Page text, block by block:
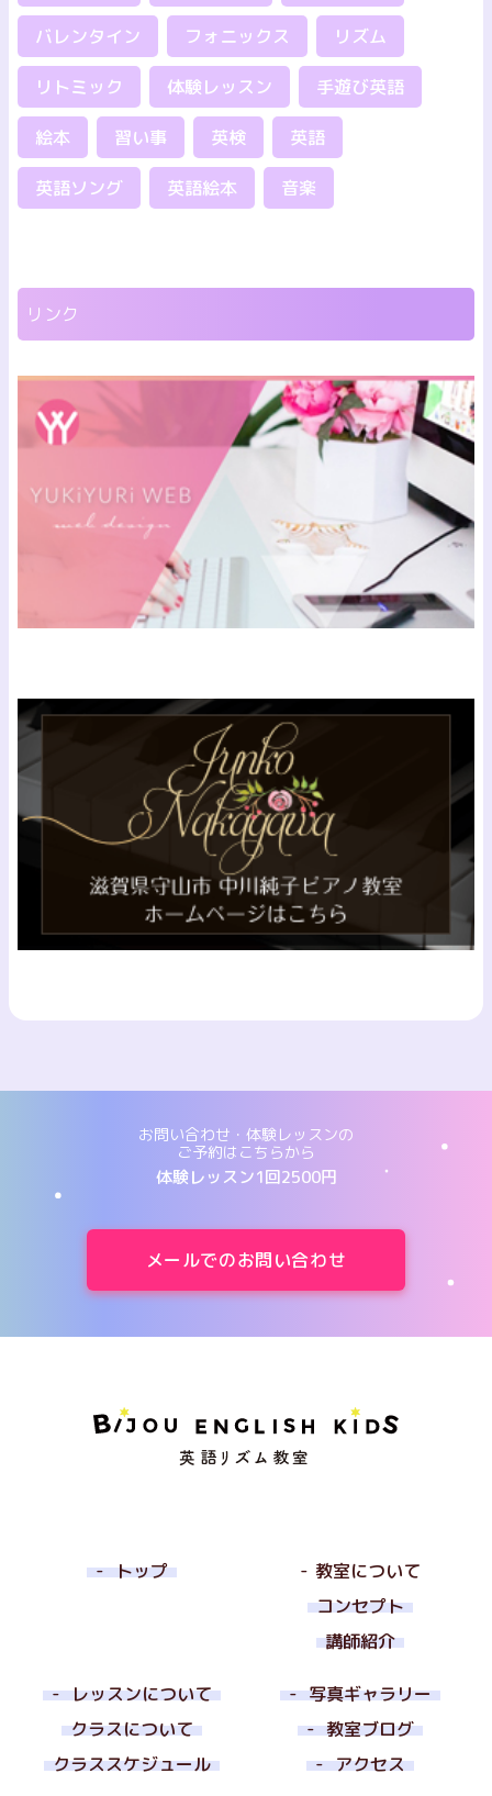
バレンタイン フォニックス リズム
リトミック 体験レッスン 手遊び英語
絵本 習い事 英検 英語
英語ソング 英語絵本 音楽
リンク
お問い合わせ・体験レッスンの
ご予約はこちらから
体験レッスン1回2500円
メールでのお問い合わせ
トップ
教室について
コンセプト
講師紹介
レッスンについて
クラスについて
クラススケジュール
写真ギャラリー
教室ブログ
アクセス